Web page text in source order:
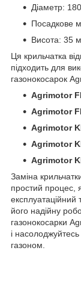
Діаметр:
Посадкове
Висота: 35
Ця крильчатка
підходить для
газонокосарок
Agrimotor
Agrimotor
Agrimotor
Agrimotor
Agrimotor
Заміна
простий процес,
експлуатаційний
його надійну
газонокосарки
і
газоном.